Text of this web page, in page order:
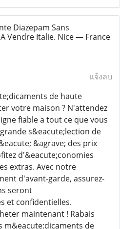
Diazepam Sans
Vendre Italie. Nice — France
แจ้งลบ
de haute
votre maison ? N'attendez
fiable a tout ce que vous
s&eacute;lection de
&agrave; des prix
d'&eacute;conomies
extras. Avec notre
d'avant-garde, assurez-
seront
et confidentielles.
maintenant ! Rabais
m&eacute;dicaments de